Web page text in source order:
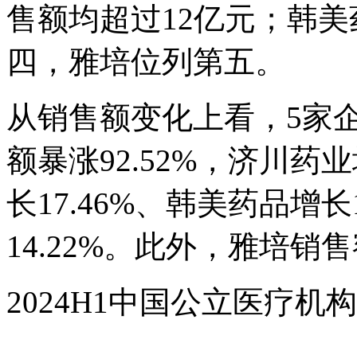
售额均超过12亿元；韩
四，雅培位列第五。
从销售额变化上看，5家
额暴涨92.52%，济川药
长17.46%、韩美药品增
14.22%。此外，雅培销
2024H1中国公立医疗机